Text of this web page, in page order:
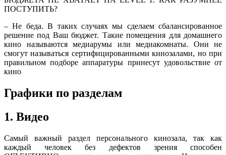
ПОСТУПИТЬ?
– Не беда. В таких случаях мы сделаем сбалансированное
решение под Ваш бюджет. Такие помещения для домашнего
кино называются медиарумы или медиакомнаты. Они не
смогут называться сертифицированными кинозалами, но при
правильном подборе аппаратуры принесут удовольствие от
кино
Графики по разделам
1. Видео
Самый важный раздел персонального кинозала, так как
каждый человек без дефектов зрения способен